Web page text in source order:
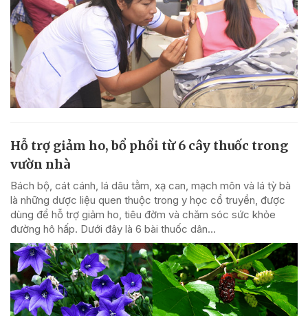
Hỗ trợ giảm ho, bổ phổi từ 6 cây thuốc trong
vườn nhà
Bách bộ, cát cánh, lá dâu tằm, xạ can, mạch môn và lá tỳ bà
là những dược liệu quen thuộc trong y học cổ truyền, được
dùng để hỗ trợ giảm ho, tiêu đờm và chăm sóc sức khỏe
đường hô hấp. Dưới đây là 6 bài thuốc dân...